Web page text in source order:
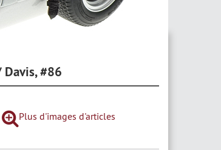
Davis, #86
Plus d'images d'articles